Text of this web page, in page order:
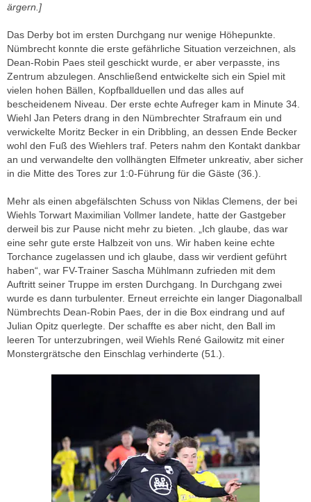
ärgern.]
Das Derby bot im ersten Durchgang nur wenige Höhepunkte.
Nümbrecht konnte die erste gefährliche Situation verzeichnen, als
Dean-Robin Paes steil geschickt wurde, er aber verpasste, ins
Zentrum abzulegen. Anschließend entwickelte sich ein Spiel mit
vielen hohen Bällen, Kopfballduellen und das alles auf
bescheidenem Niveau. Der erste echte Aufreger kam in Minute 34.
Wiehl Jan Peters drang in den Nümbrechter Strafraum ein und
verwickelte Moritz Becker in ein Dribbling, an dessen Ende Becker
wohl den Fuß des Wiehlers traf. Peters nahm den Kontakt dankbar
an und verwandelte den vollhängten Elfmeter unkreativ, aber sicher
in die Mitte des Tores zur 1:0-Führung für die Gäste (36.).
Mehr als einen abgefälschten Schuss von Niklas Clemens, der bei
Wiehls Torwart Maximilian Vollmer landete, hatte der Gastgeber
derweil bis zur Pause nicht mehr zu bieten. „Ich glaube, das war
eine sehr gute erste Halbzeit von uns. Wir haben keine echte
Torchance zugelassen und ich glaube, dass wir verdient geführt
haben“, war FV-Trainer Sascha Mühlmann zufrieden mit dem
Auftritt seiner Truppe im ersten Durchgang. In Durchgang zwei
wurde es dann turbulenter. Erneut erreichte ein langer Diagonalball
Nümbrechts Dean-Robin Paes, der in die Box eindrang und auf
Julian Opitz querlegte. Der schaffte es aber nicht, den Ball im
leeren Tor unterzubringen, weil Wiehls René Gailowitz mit einer
Monstergrätsche den Einschlag verhinderte (51.).